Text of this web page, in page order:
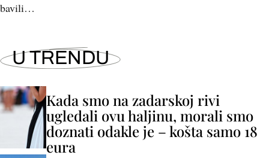
bavili…
U TRENDU
Kada smo na zadarskoj rivi
ugledali ovu haljinu, morali smo
doznati odakle je – košta samo 18
eura